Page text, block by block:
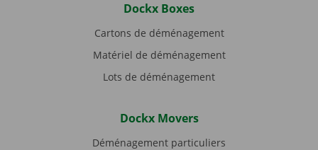
Dockx Boxes
Cartons de déménagement
Matériel de déménagement
Lots de déménagement
Dockx Movers
Déménagement particuliers